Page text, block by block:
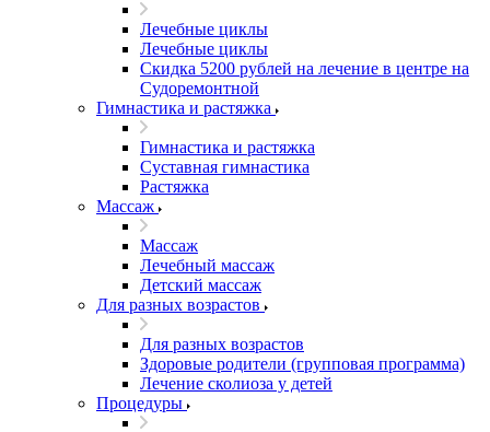
Лечебные циклы
Лечебные циклы
Скидка 5200 рублей на лечение в центре на
Судоремонтной
Гимнастика и растяжка
Гимнастика и растяжка
Суставная гимнастика
Растяжка
Массаж
Массаж
Лечебный массаж
Детский массаж
Для разных возрастов
Для разных возрастов
Здоровые родители (групповая программа)
Лечение сколиоза у детей
Процедуры